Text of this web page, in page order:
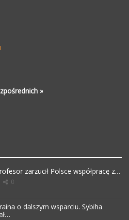
»
zarzucił Polsce współpracę z…
0
o dalszym wsparciu. Sybiha